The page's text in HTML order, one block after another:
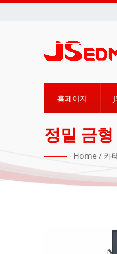
홈페이지
정밀 금
Home / 카